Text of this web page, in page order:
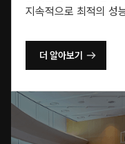
지속적으로 최적의 성
더 알아보기